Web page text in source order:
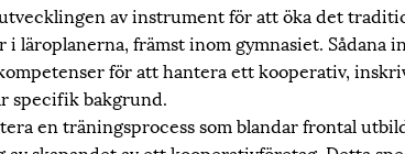
av instrument för att öka det
läroplanerna, främst inom gymnasiet.
för att hantera ett kooperativ,
specifik bakgrund.
en träningsprocess som blandar frontal